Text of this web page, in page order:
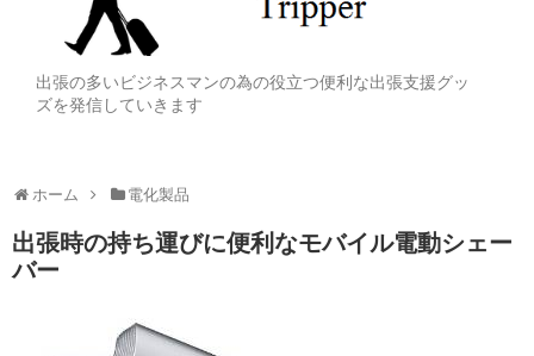
出張の多いビジネスマンの為の役立つ便利な出張支援グッ
ズを発信していきます
ホーム 電化製品
出張時の持ち運びに便利なモバイル電動シェー
バー